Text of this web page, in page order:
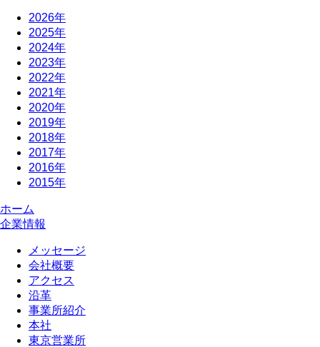
2026年
2025年
2024年
2023年
2022年
2021年
2020年
2019年
2018年
2017年
2016年
2015年
ホーム
企業情報
メッセージ
会社概要
アクセス
沿革
事業所紹介
本社
東京営業所